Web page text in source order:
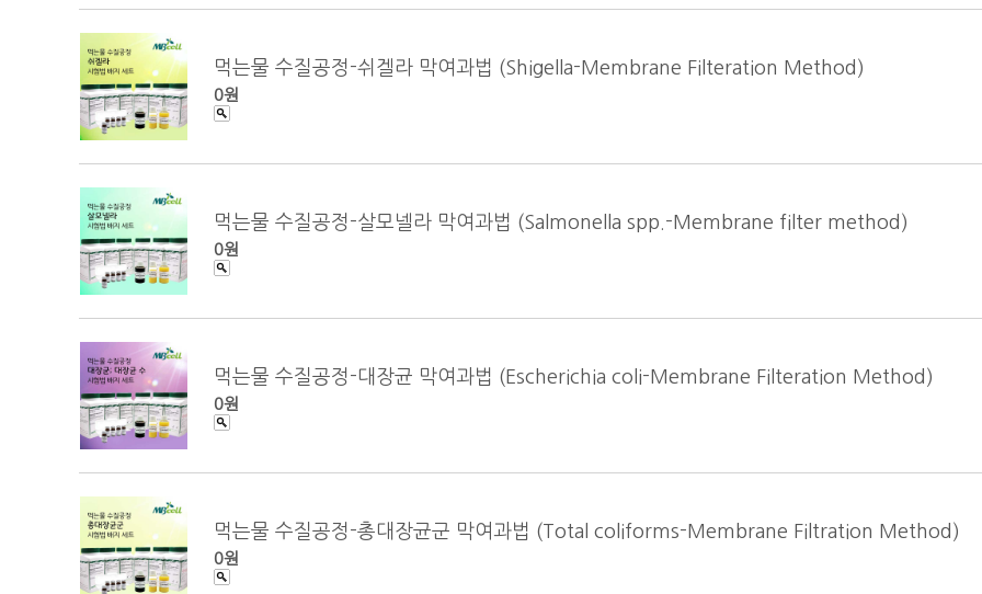
먹는물 수질공정-쉬겔라 막여과법 (Shigella-Membrane Filteration Method)
0원
먹는물 수질공정-살모넬라 막여과법 (Salmonella spp.-Membrane filter method)
0원
먹는물 수질공정-대장균 막여과법 (Escherichia coli-Membrane Filteration Method)
0원
먹는물 수질공정-총대장균군 막여과법 (Total coliforms-Membrane Filtration Method)
0원